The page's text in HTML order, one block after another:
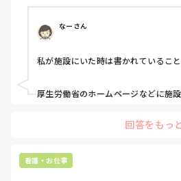
嘔吐と下痢の利用者様がいます
発症者は居室隔離  清潔操作
同じフロアにいる元気な人もみんな
汚染物の廃棄方法
このあと問題なのが
②隔離はいつまでなのか
④面会は許可するのか
⑤職員の各フロアへの行き来はして
なーさん
私が施設にいた時は書かれているこ
厚生労働省のホームページなどに施
参照されてマニュアル化したらいいと
看護師以外が医療職じゃないので
医務室で決めて！
回答をもっ
看護・お仕事